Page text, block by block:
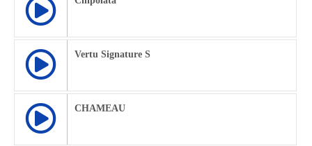
Vertu Signature S
CHAMEAU